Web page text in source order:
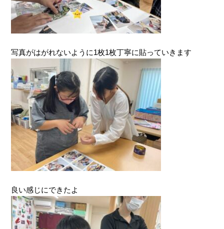
写真がはがれないように1枚1枚丁寧に貼っていきます
良い感じにできたよ